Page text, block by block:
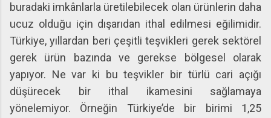
buradaki imkânlarla üretilebilecek olan ürünlerin daha
ucuz olduğu için dışarıdan ithal edilmesi eğilimidir.
Türkiye, yıllardan beri çeşitli teşvikleri gerek sektörel
gerek ürün bazında ve gerekse bölgesel olarak
yapıyor. Ne var ki bu teşvikler bir türlü cari açığı
düşürecek bir ithal ikamesini sağlamaya
yönelemiyor. Örneğin Türkiye’de bir birimi 1,25